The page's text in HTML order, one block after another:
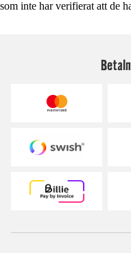
som inte har verifierat att de